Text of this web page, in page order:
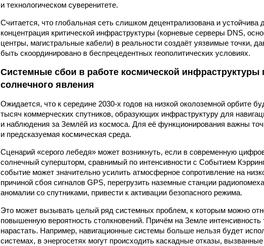
и технологическом суверенитете.
Считается, что глобальная сеть слишком децентрализована и устойчива
концентрация критической инфраструктуры (корневые серверы DNS,
центры, магистральные кабели) в реальности создаёт уязвимые точки,
быть скоординировано в беспрецедентных геополитических условиях.
Системные сбои в работе космической инфраструктуры
солнечного явления
Ожидается, что к середине 2030-х годов на низкой околоземной орбите
тысяч коммерческих спутников, образующих инфраструктуру для
и наблюдения за Землёй из космоса. Для её функционирования важны
и предсказуемая космическая среда.
Сценарий «серого лебедя» может возникнуть, если в современную
солнечный супершторм, сравнимый по интенсивности с Событием
событие может значительно усилить атмосферное сопротивление на
причиной сбоя сигналов GPS, перегрузить наземные станции
аномалии со спутниками, привести к активации безопасного режима.
Это может вызывать целый ряд системных проблем, к которым можно
повышенную вероятность столкновений. Причём на Земле интенсивность
нарастать. Например, навигационные системы больше нельзя будет
системах, в энергосетях могут происходить каскадные отказы,